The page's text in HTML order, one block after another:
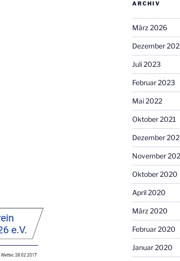
ARCHIV
März 2026
Dezember
Juli 2023
Februar 2023
Mai 2022
Oktober 2021
Dezember
November
Oktober 2020
April 2020
März 2020
Februar 2020
Januar 2020